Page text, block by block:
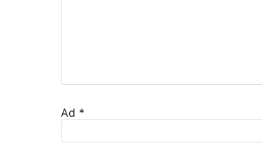
Ad *